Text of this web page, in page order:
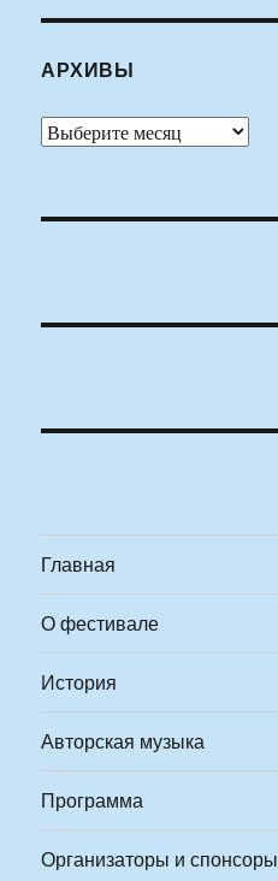
АРХИВЫ
Архивы
Главная
О фестивале
История
Авторская музыка
Программа
Организаторы и спонсоры